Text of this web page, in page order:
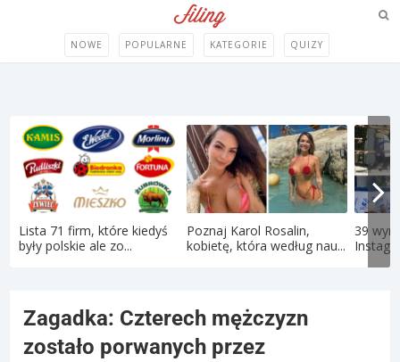
NOWE POPULARNE KATEGORIE QUIZY
Lista 71 firm, które kiedyś
były polskie ale zo...
Poznaj Karol Rosalin,
kobietę, która według nau...
39
Zagadka: Czterech mężczyzn
zostało porwanych przez